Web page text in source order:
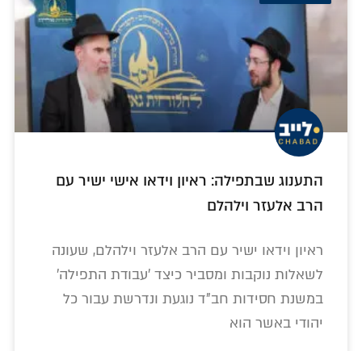
התענוג שבתפילה: ראיון וידאו אישי ישיר עם
הרב אלעזר וילהלם
ראיון וידאו ישיר עם הרב אלעזר וילהלם, שעונה
לשאלות נוקבות ומסביר כיצד 'עבודת התפילה'
במשנת חסידות חב"ד נוגעת ונדרשת עבור כל
יהודי באשר הוא